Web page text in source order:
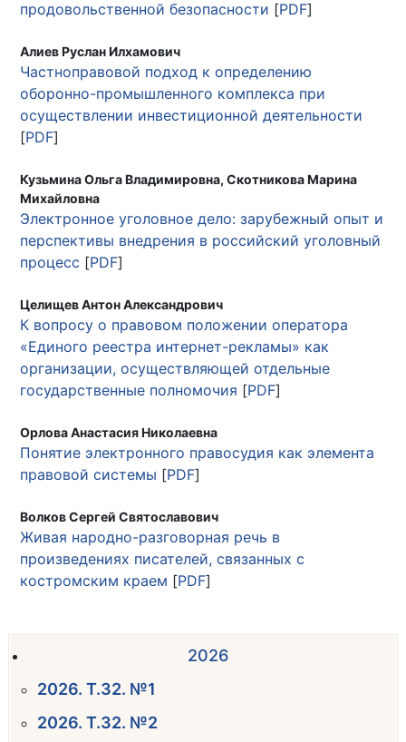
продовольственной безопасности [PDF]
Алиев Руслан Илхамович
Частноправовой подход к определению
оборонно-промышленного комплекса при
осуществлении инвестиционной деятельности
[PDF]
Кузьмина Ольга Владимировна, Скотникова Марина
Михайловна
Электронное уголовное дело: зарубежный опыт и
перспективы внедрения в российский уголовный
процесс [PDF]
Целищев Антон Александрович
К вопросу о правовом положении оператора
«Единого реестра интернет-рекламы» как
организации, осуществляющей отдельные
государственные полномочия [PDF]
Орлова Анастасия Николаевна
Понятие электронного правосудия как элемента
правовой системы [PDF]
Волков Сергей Святославович
Живая народно-разговорная речь в
произведениях писателей, связанных с
костромским краем [PDF]
2026
2026. Т.32. №1
2026. Т.32. №2